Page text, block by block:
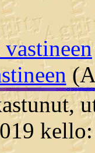
vastineen